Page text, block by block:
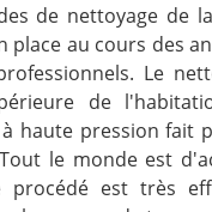
de nettoyage de
place au cours des
Le
de
haute pression fait
le monde est
procédé est très